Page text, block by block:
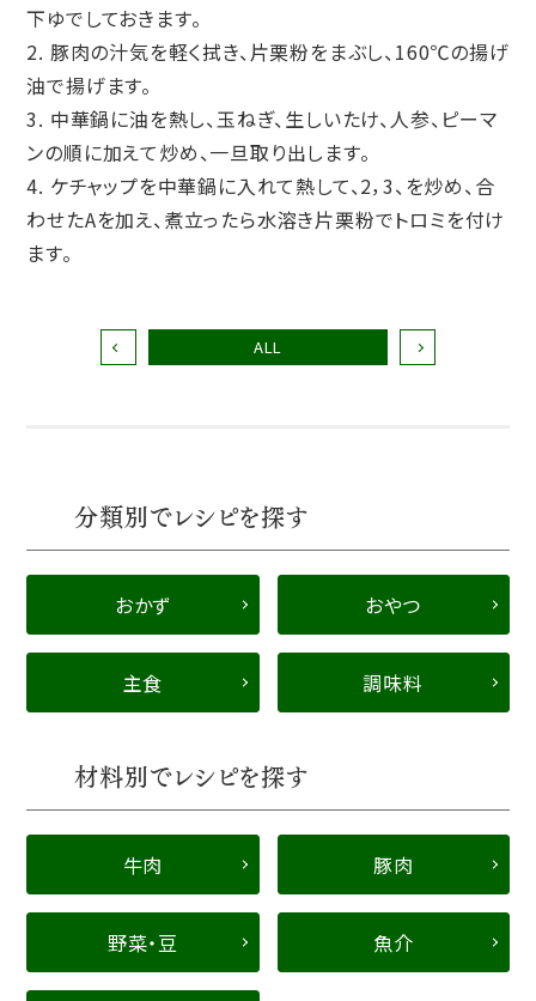
下ゆでしておきます。
豚肉の汁気を軽く拭き、片栗粉をまぶし、160℃の揚げ
油で揚げます。
中華鍋に油を熱し、玉ねぎ、生しいたけ、人参、ピーマ
ンの順に加えて炒め、一旦取り出します。
ケチャップを中華鍋に入れて熱して、2，3、を炒め、合
わせたAを加え、煮立ったら水溶き片栗粉でトロミを付け
ます。
ALL
分類別でレシピを探す
おかず おやつ
主食 調味料
材料別でレシピを探す
牛肉 豚肉
野菜・豆 魚介